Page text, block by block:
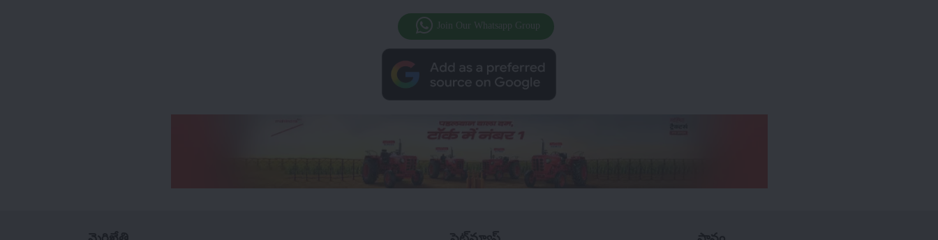
Join Our Whatsapp Group